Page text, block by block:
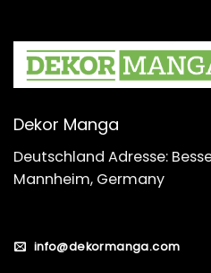
Dekor Manga
Deutschland Adresse:
Mannheim, Germany
info@dekormanga.com